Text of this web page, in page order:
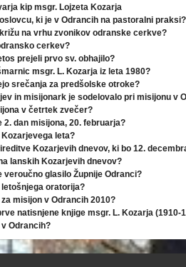
kip msgr. Lojzeta Kozarja
ki je v Odrancih na pastoralni praksi?
na vrhu zvonikov odranske cerkve?
cerkev?
prejeli prvo sv. obhajilo?
msgr. L. Kozarja iz leta 1980?
srečanja za predšolske otroke?
in misijonark je sodelovalo pri misijonu v
v četrtek zvečer?
2. dan misijona, 20. februarja?
leta?
Kozarjevih dnevov, ki bo 12.
lanskih Kozarjevih dnevov?
veroučno glasilo Župnije Odranci?
oratorija?
misijon v Odrancih 2010?
natisnjene knjige msgr. L. Kozarja (1910-
v Odrancih?